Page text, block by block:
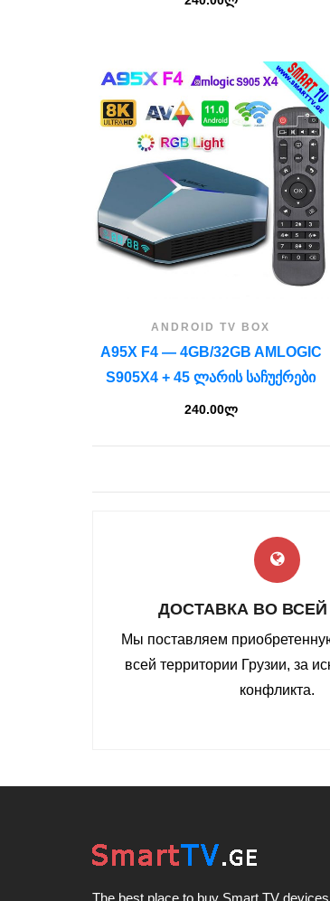
ANDROID TV BOX
A95X F4 — 4GB/32GB AMLOGIC
S905X4 + 45 ᲚᲐᲠᲘᲡ ᲡᲐᲩᲣᲥᲠᲔᲑᲘ
240.00ლ
ДОСТАВКА ВО ВСЕЙ
Мы поставляем
всей территории Грузии, за
конфликта.